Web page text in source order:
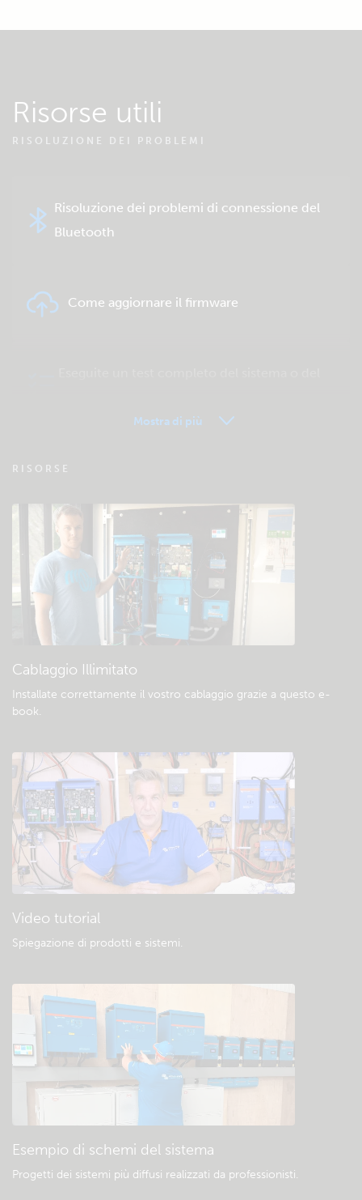
Risorse utili
RISOLUZIONE DEI PROBLEMI
Risoluzione dei problemi di connessione del
Bluetooth
Come aggiornare il firmware
Verificate la base di conoscenze della
comunità
Download e documentazione generali
Mostra di più
RISORSE
Cablaggio Illimitato
Installate correttamente il vostro cablaggio grazie a questo e-
book.
Video tutorial
Spiegazione di prodotti e sistemi.
Esempio di schemi del sistema
Progetti dei sistemi più diffusi realizzati da professionisti.